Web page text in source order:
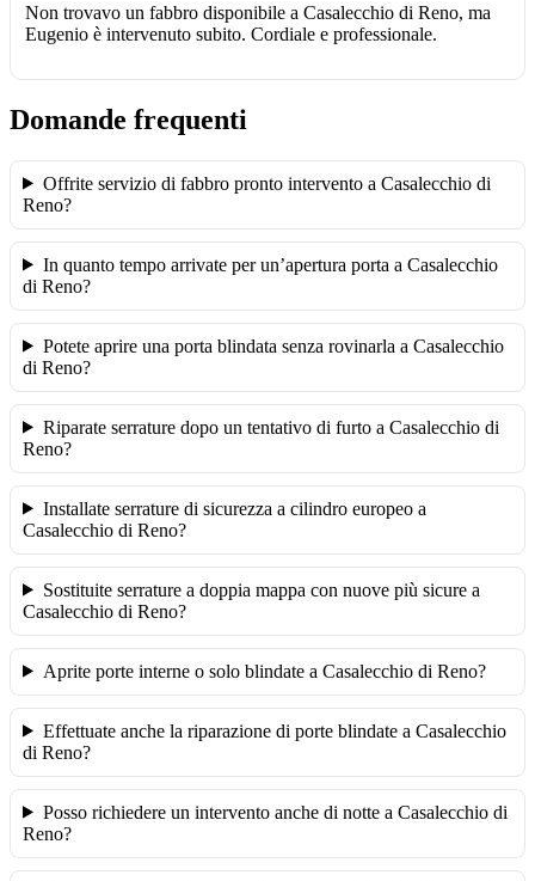
Non trovavo un fabbro disponibile a Casalecchio di Reno, ma
Eugenio è intervenuto subito. Cordiale e professionale.
Domande frequenti
Offrite servizio di fabbro pronto intervento a Casalecchio di
Reno?
In quanto tempo arrivate per un’apertura porta a Casalecchio
di Reno?
Potete aprire una porta blindata senza rovinarla a Casalecchio
di Reno?
Riparate serrature dopo un tentativo di furto a Casalecchio di
Reno?
Installate serrature di sicurezza a cilindro europeo a
Casalecchio di Reno?
Sostituite serrature a doppia mappa con nuove più sicure a
Casalecchio di Reno?
Aprite porte interne o solo blindate a Casalecchio di Reno?
Effettuate anche la riparazione di porte blindate a Casalecchio
di Reno?
Posso richiedere un intervento anche di notte a Casalecchio di
Reno?